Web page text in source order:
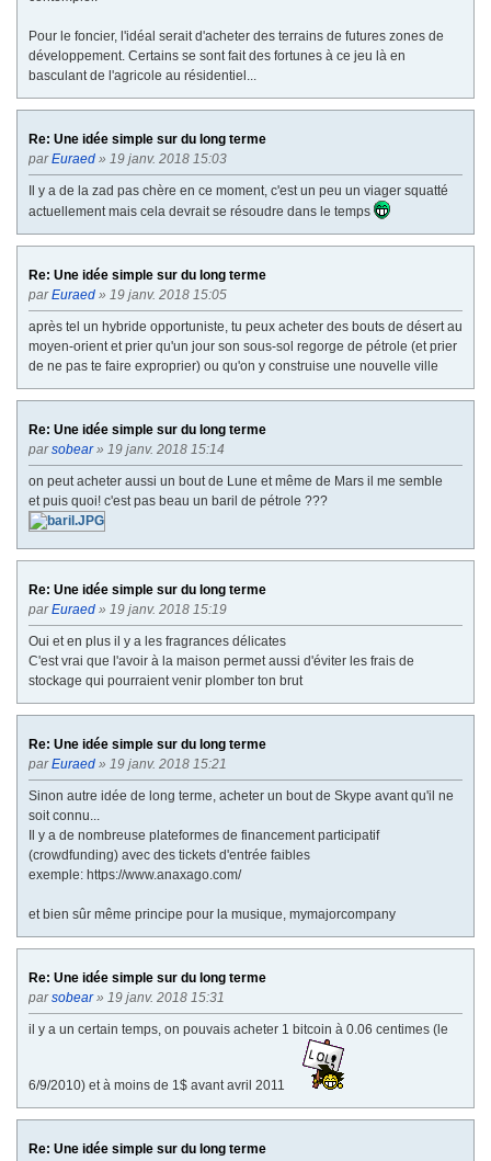
Pour le foncier, l'idéal serait d'acheter des terrains de futures zones de
développement. Certains se sont fait des fortunes à ce jeu là en
basculant de l'agricole au résidentiel...
Re: Une idée simple sur du long terme
parEuraed » 19 janv. 2018 15:03
Il y a de la zad pas chère en ce moment, c'est un peu un viager squatté
actuellement mais cela devrait se résoudre dans le temps
Re: Une idée simple sur du long terme
parEuraed » 19 janv. 2018 15:05
après tel un hybride opportuniste, tu peux acheter des bouts de désert au
moyen-orient et prier qu'un jour son sous-sol regorge de pétrole (et prier
de ne pas te faire exproprier) ou qu'on y construise une nouvelle ville
Re: Une idée simple sur du long terme
parsobear» 19 janv. 2018 15:14
on peut acheter aussi un bout de Lune et même de Mars il me semble
et puis quoi! c'est pas beau un baril de pétrole ???
Re: Une idée simple sur du long terme
parEuraed » 19 janv. 2018 15:19
Oui et en plus il y a les fragrances délicates
C'est vrai que l'avoir à la maison permet aussi d'éviter les frais de
stockage qui pourraient venir plomber ton brut
Re: Une idée simple sur du long terme
parEuraed » 19 janv. 2018 15:21
Sinon autre idée de long terme, acheter un bout de Skype avant qu'il ne
soit connu...
Il y a de nombreuse plateformes de financement participatif
(crowdfunding) avec des tickets d'entrée faibles
exemple: https://www.anaxago.com/
et bien sûr même principe pour la musique, mymajorcompany
Re: Une idée simple sur du long terme
parsobear» 19 janv. 2018 15:31
il y a un certain temps, on pouvais acheter 1 bitcoin à 0.06 centimes (le
6/9/2010) et à moins de 1$ avant avril 2011
Re: Une idée simple sur du long terme